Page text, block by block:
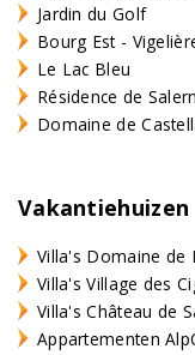
Jardin du Golf
Bourg Est -
Le Lac Bleu
Résidence de
Domaine de
Vakantiehuizen
Villa's Domaine de
Villa's Village des
Villa's Château de
Appartementen